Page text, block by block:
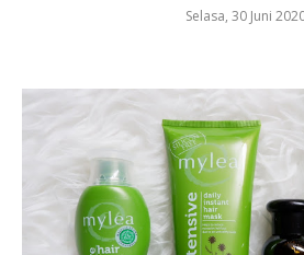
Selasa, 30 Juni